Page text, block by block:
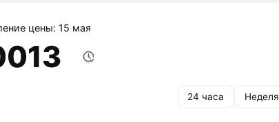
цены: 15 мая
24 часа Неделя